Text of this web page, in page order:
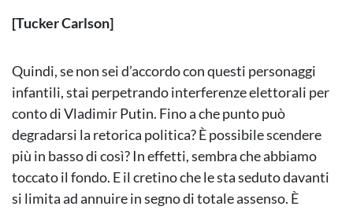
[Tucker Carlson]
Quindi, se non sei d’accordo con questi personaggi
infantili, stai perpetrando interferenze elettorali per
conto di Vladimir Putin. Fino a che punto può
degradarsi la retorica politica? È possibile scendere
più in basso di così? In effetti, sembra che abbiamo
toccato il fondo. E il cretino che le sta seduto davanti
si limita ad annuire in segno di totale assenso. È